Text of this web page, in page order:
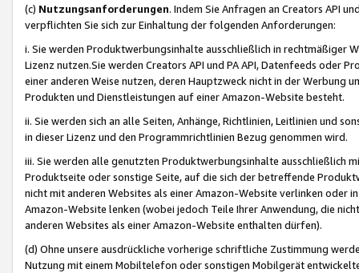
(c) Nutzungsanforderungen. Indem Sie Anfragen an Creators API
verpflichten Sie sich zur Einhaltung der folgenden Anforderungen:
i. Sie werden Produktwerbungsinhalte ausschließlich in rechtmäßiger
Lizenz nutzen.Sie werden Creators API und PA API, Datenfeeds oder
einer anderen Weise nutzen, deren Hauptzweck nicht in der Werbung
Produkten und Dienstleistungen auf einer Amazon-Website besteht.
ii. Sie werden sich an alle Seiten, Anhänge, Richtlinien, Leitlinien und
in dieser Lizenz und den Programmrichtlinien Bezug genommen wird.
iii. Sie werden alle genutzten Produktwerbungsinhalte ausschließlich
Produktseite oder sonstige Seite, auf die sich der betreffende
nicht mit anderen Websites als einer Amazon-Website verlinken oder
Amazon-Website lenken (wobei jedoch Teile Ihrer Anwendung, die
anderen Websites als einer Amazon-Website enthalten dürfen).
(d) Ohne unsere ausdrückliche vorherige schriftliche Zustimmung
Nutzung mit einem Mobiltelefon oder sonstigen Mobilgerät